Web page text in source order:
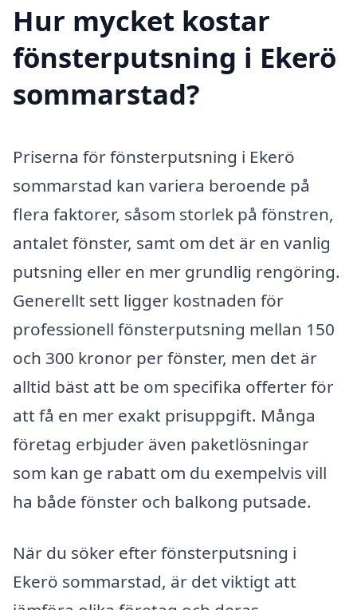
Hur mycket kostar
fönsterputsning i Ekerö
sommarstad?
Priserna för fönsterputsning i Ekerö
sommarstad kan variera beroende på
flera faktorer, såsom storlek på fönstren,
antalet fönster, samt om det är en vanlig
putsning eller en mer grundlig rengöring.
Generellt sett ligger kostnaden för
professionell fönsterputsning mellan 150
och 300 kronor per fönster, men det är
alltid bäst att be om specifika offerter för
att få en mer exakt prisuppgift. Många
företag erbjuder även paketlösningar
som kan ge rabatt om du exempelvis vill
ha både fönster och balkong putsade.
När du söker efter fönsterputsning i
Ekerö sommarstad, är det viktigt att